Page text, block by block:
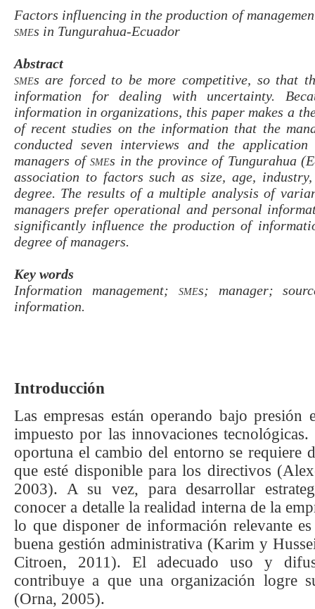
Factors influencing in the production of
smes in Tungurahua-Ecuador
Abstract
smes are forced to be more competitive, so that
information for dealing with uncertainty.
information in organizations, this paper makes a
of recent studies on the information that the
conducted seven interviews and the
managers ofsmes in the province of Tungurahua
association to factors such as size, age,
degree. The results of a multiple analysis of
managers prefer operational and personal
significantly influence the production of
degree of managers.
Key words
Information management; smes; manager;
information.
Introducción
Las empresas están operando bajo presión
impuesto por las innovaciones tecnológicas.
oportuna el cambio del entorno se requiere
que esté disponible para los directivos
2003). A su vez, para desarrollar
conocer a detalle la realidad interna de la
lo que disponer de información relevante
buena gestión administrativa (Karim y
Citroen, 2011). El adecuado uso y
contribuye a que una organización logre
(Orna, 2005).